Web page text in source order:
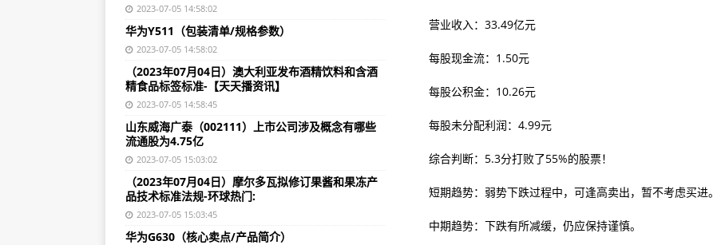
全球速讯:小米神机官宣5月9日发布：标准版搭载骁龙7+ Gen 2芯片
宝可梦游戏《磁带妖怪》正式发售 将于5月25日登陆任天堂Switch与Xbox平台
每日观点:OPPO跃居2023年国内手机市场首位 高端市场份额明显提升跻身TOP3
每日头条!涨价不可避免：iPhone 15成本增长两成！
比亚迪仰望U8最新消息：现推出豪华版和越野玩家版 预售价为109.8万元
谷歌Pixel 7a手机四种颜色均已曝光：为北极蓝、碳灰色、棉花白以及珊瑚色
环球今日报丨iPhone15 Pro接口反超安卓
环球视讯!华为首测Wi-Fi 7：比Wi-Fi 6快4倍
全球快看:小米14配置曝光：采用华星屏幕、边框比iPhone 14 Pro窄
营业收入：33.49亿元
每股现金流：1.50元
每股公积金：10.26元
每股未分配利润：4.99元
综合判断：5.3分打败了55%的股票！
短期趋势：弱势下跌过程中，可逢高卖出，暂不考虑买进。
中期趋势：下跌有所减缓，仍应保持谨慎。
2023-07-05 14:58:02
华为Y511（包装清单/规格参数）
2023-07-05 14:58:02
（2023年07月04日）澳大利亚发布酒精饮料和含酒
精食品标签标准-【天天播资讯】
2023-07-05 14:58:45
山东威海广泰（002111）上市公司涉及概念有哪些
流通股为4.75亿
2023-07-05 15:03:02
（2023年07月04日）摩尔多瓦拟修订果酱和果冻产
品技术标准法规-环球热门:
2023-07-05 15:03:45
华为G630（核心卖点/产品简介）